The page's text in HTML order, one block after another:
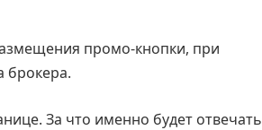
промо-кнопки, при
брокера.
За что именно будет отвечать